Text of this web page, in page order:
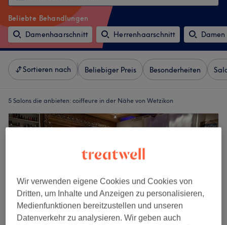
Beliebte Behandlungen
Damenhaarschnitt
Herrenhaarschnitt
Sortieren nach Beliebiger Preis Besonderheiten
5 Salons die anbieten: coiffeure in der Nähe von Wetzikon
Wir verwenden eigene Cookies und Cookies von
Dritten, um Inhalte und Anzeigen zu personalisieren,
Medienfunktionen bereitzustellen und unseren
Datenverkehr zu analysieren. Wir geben auch